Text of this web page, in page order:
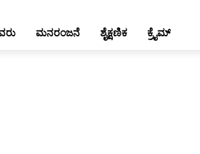
ಮನರಂಜನೆ ಶೈಕ್ಷಣಿಕ ಕ್ರೈಮ್